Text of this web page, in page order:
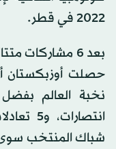
2022 في قطر.
بعد 6 مشاركات
حصلت أوزبكستان